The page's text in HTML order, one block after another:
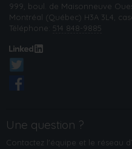
999, boul. de Maisonneuve
Montréal (Québec) H3A 3L4,
Téléphone: 514 848-9885
Une question ?
Contactez l'équipe et le réseau